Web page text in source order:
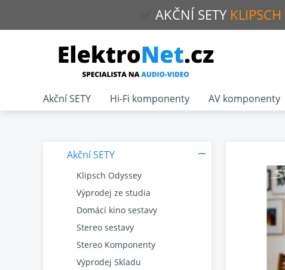
✅ AKČNÍ SETY KLIPSCH
Akční SETY
Klipsch Odyssey
Výprodej ze studia
Domácí kino sestavy
Stereo sestavy
Stereo Komponenty
Výprodej Skladu
Akční SETY Hi-Fi komponenty AV komponenty